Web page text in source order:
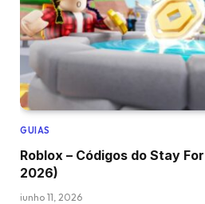
GUIAS
Roblox – Códigos do Stay
2026)
junho 11, 2026